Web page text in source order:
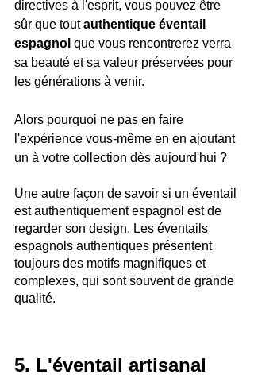
directives à l'esprit, vous pouvez être
sûr que tout authentique éventail
espagnol que vous rencontrerez verra
sa beauté et sa valeur préservées pour
les générations à venir.
Alors pourquoi ne pas en faire
l'expérience vous-même en en ajoutant
un à votre collection dès aujourd'hui ?
Une autre façon de savoir si un éventail
est authentiquement espagnol est de
regarder son design. Les éventails
espagnols authentiques présentent
toujours des motifs magnifiques et
complexes, qui sont souvent de grande
qualité.
5. L'éventail artisanal